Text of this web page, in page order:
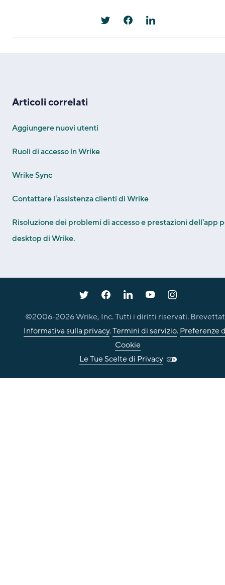
Articoli correlati
Aggiungere nuovi utenti
Ruoli di accesso in Wrike
Wrike Sync
Contattare l'assistenza clienti di Wrike
Risoluzione dei problemi di accesso e prestazioni dell'app
desktop di Wrike.
©2006-2026Wrike, Inc. Tutti i diritti riservati.
Informativa sulla privacy.Termini di servizio.Preferenze
Cookie
Le Tue Scelte di Privacy